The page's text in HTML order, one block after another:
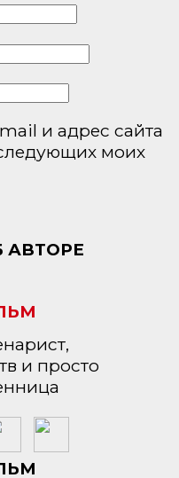
и адрес сайта
моих
АВТОРЕ
и просто